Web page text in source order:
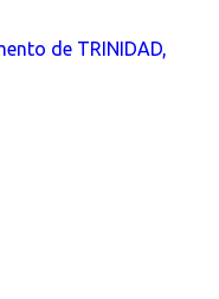
de TRINIDAD,